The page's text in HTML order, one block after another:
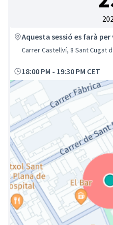
Aquesta sessió es farà
Carrer Castellví, 8 Sant Cugat
18:00 PM - 19:30 PM CET